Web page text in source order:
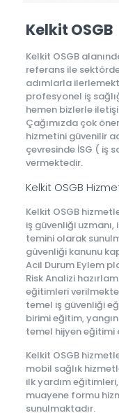
Kelkit OSGB
Kelkit OSGB
referans ile
adımlarla
profesyonel iş
hemen bizlerle
Çağımızda çok
hizmetini güvenilir
çevresinde İSG ( iş
vermektedir.
Kelkit OSGB
Kelkit OSGB
iş güvenliği
temini olarak
güvenliği kanunu
Acil Durum Eylem
Risk Analizi
eğitimleri
temel iş güvenliği
birimi eğitim,
temel hijyen eğitimi
Kelkit OSGB
mobil sağlık
ilk yardım
muayene formu
sunulmaktadır.